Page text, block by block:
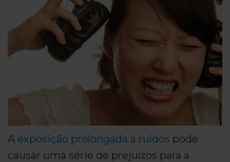
A exposição prolongada a ruídos pode
causar uma série de prejuízos para a